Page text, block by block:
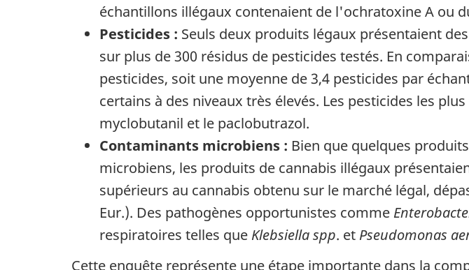
échantillons illégaux contenaient de l'ochratoxine A ou
Pesticides : Seuls deux produits légaux présentaient
sur plus de 300 résidus de pesticides testés. En
pesticides, soit une moyenne de 3,4 pesticides par
certains à des niveaux très élevés. Les pesticides les
myclobutanil et le paclobutrazol.
Contaminants microbiens : Bien que quelques
microbiens, les produits de cannabis illégaux
supérieurs au cannabis obtenu sur le marché légal,
Eur.). Des pathogènes opportunistes comme
respiratoires telles que Klebsiella spp. et Pseudomonas
Cette enquête représente une étape importante dans la